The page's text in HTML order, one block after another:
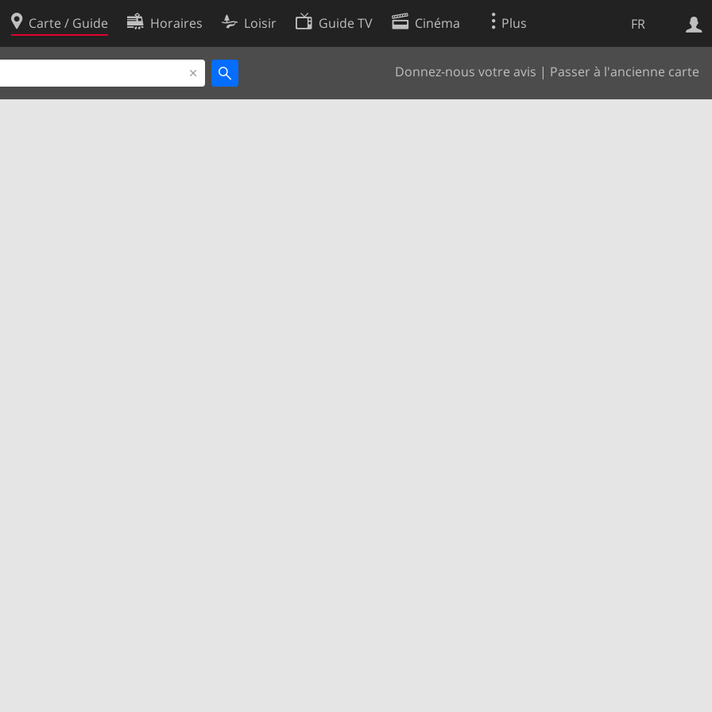
FR
Carte / Guide Horaires Loisir Guide TV Cinéma Plus
Donnez-nous votre avis | Passer à l'ancienne carte
Web
Politique en matière de cookies
Préférences de cookies